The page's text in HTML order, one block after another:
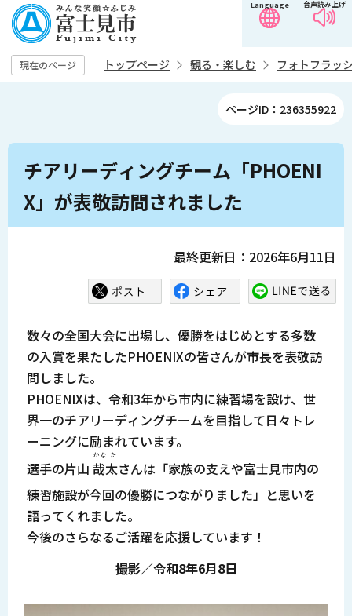
の
ペ
ー
音声読み上げ
Language
現在のページ トップページ 観る・楽しむ フォトフラッ
ページID：236355922
本
か
チアリーディングチーム「PHOENI
X」が表敬訪問されました
最終更新日：2026年6月11日
数々の全国大会に出場し、優勝をはじめとする多数
の入賞を果たしたPHOENIXの皆さんが市長を表敬訪
問しました。
PHOENIXは、令和3年から市内に練習場を設け、世
界一のチアリーディングチームを目指して日々トレ
ーニングに励まれています。
選手の片山 哉太
かな た
さんは「家族の支えや富士見市内の
練習施設が今回の優勝につながりました」と思いを
語ってくれました。
今後のさらなるご活躍を応援しています！
撮影／令和8年6月8日